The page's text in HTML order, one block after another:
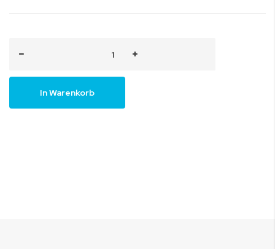
In Warenkorb